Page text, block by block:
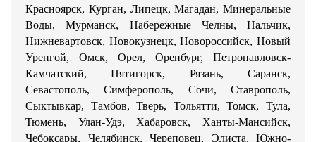
Красноярск, Курган, Липецк, Магадан, Минеральные
Воды, Мурманск, Набережные Челны, Нальчик,
Нижневартовск, Новокузнецк, Новороссийск, Новый
Уренгой, Омск, Орел, Оренбург, Петропавловск-
Камчатский, Пятигорск, Рязань, Саранск,
Севастополь, Симферополь, Сочи, Ставрополь,
Сыктывкар, Тамбов, Тверь, Тольятти, Томск, Тула,
Тюмень, Улан-Удэ, Хабаровск, Ханты-Мансийск,
Чебоксары, Челябинск, Череповец, Элиста, Южно-